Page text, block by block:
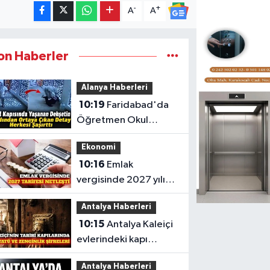
A- A+
Haberler
Alanya Haberleri
10:19
Öğretmen Okul
Kapısında Bıçaklı
Saldırıda Öldürüldü
Ekonomi
10:16
vergisinde 2027 yılı
metrekare
hesaplaması yenilendi
Antalya Haberleri
10:15 Antalya Kaleiçi
evlerindeki kapı
tokmakları ne
Antalya Haberleri